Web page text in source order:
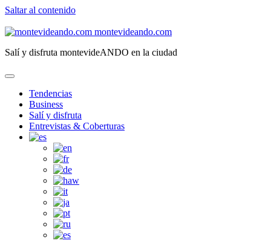
Saltar al contenido
montevideando.com
Salí y disfruta montevideANDO en la ciudad
Tendencias
Business
Salí y disfruta
Entrevistas & Coberturas